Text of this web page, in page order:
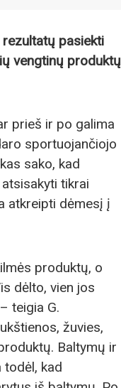
pasiekti
vengtinų produktų
prieš ir po galima
sportuojančiojo
sako, kad
tikrai
atkreipti dėmesį į
produktų, o
dėlto, vien jos
teigia G.
žuvies,
Baltymų ir
kad